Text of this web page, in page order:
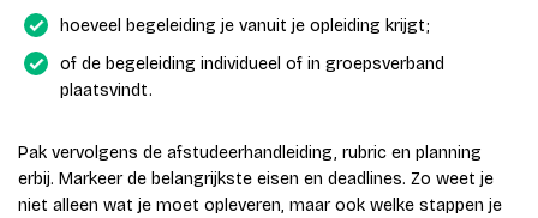
hoeveel begeleiding je vanuit je opleiding krijgt;
of de begeleiding individueel of in groepsverband
plaatsvindt.
Pak vervolgens de afstudeerhandleiding, rubric en planning
erbij. Markeer de belangrijkste eisen en deadlines. Zo weet je
niet alleen wat je moet opleveren, maar ook welke stappen je